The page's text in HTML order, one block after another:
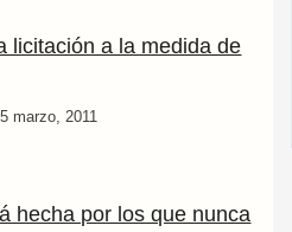
licitación a la medida de
5 marzo, 2011
hecha por los que nunca